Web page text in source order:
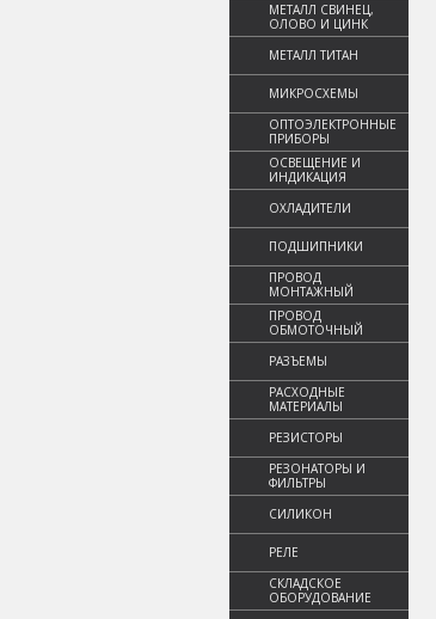
МЕТАЛЛ СВИНЕЦ,
ОЛОВО И ЦИНК
МЕТАЛЛ ТИТАН
МИКРОСХЕМЫ
ОПТОЭЛЕКТРОННЫЕ
ПРИБОРЫ
ОСВЕЩЕНИЕ И
ИНДИКАЦИЯ
ОХЛАДИТЕЛИ
ПОДШИПНИКИ
ПРОВОД
МОНТАЖНЫЙ
ПРОВОД
ОБМОТОЧНЫЙ
РАЗЪЕМЫ
РАСХОДНЫЕ
МАТЕРИАЛЫ
РЕЗИСТОРЫ
РЕЗОНАТОРЫ И
ФИЛЬТРЫ
СИЛИКОН
РЕЛЕ
СКЛАДСКОЕ
ОБОРУДОВАНИЕ